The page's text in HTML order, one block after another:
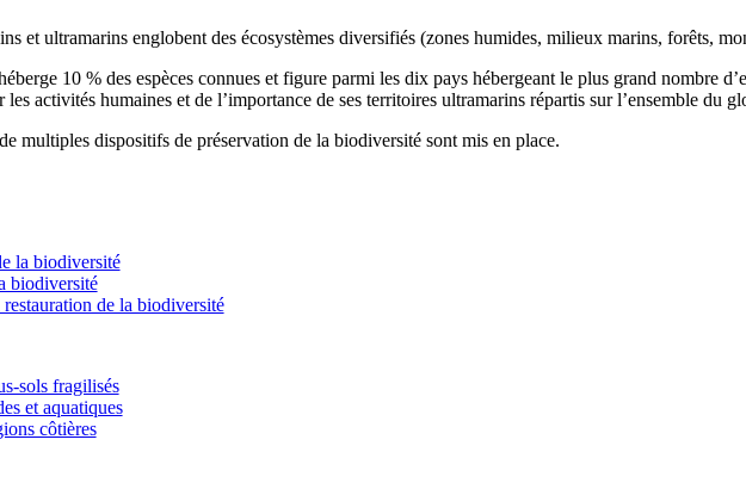
et ultramarins englobent des écosystèmes diversifiés (zones humides, milieux marins, forêts,
10 % des espèces connues et figure parmi les dix pays hébergeant le plus grand nombre
les activités humaines et de l’importance de ses territoires ultramarins répartis sur l’ensemble du
multiples dispositifs de préservation de la biodiversité sont mis en place.
la biodiversité
biodiversité
de la biodiversité
sols fragilisés
et aquatiques
côtières